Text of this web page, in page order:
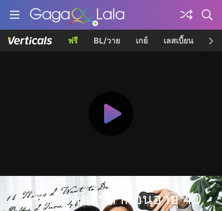
ฟรี BL/วาย เกย์ เลสเบี้ยน เค
10 เช็คลิสต์ควรทำก่อนอายุ 40